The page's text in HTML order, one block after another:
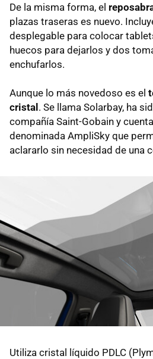
De la misma forma, el
plazas traseras es nuevo.
desplegable para colocar
huecos para dejarlos y dos
enchufarlos.
Aunque lo más novedoso es el
cristal . Se llama Solarbay, ha
compañía Saint-Gobain y
denominada AmpliSky que
aclararlo sin necesidad de una
Utiliza cristal líquido PDLC